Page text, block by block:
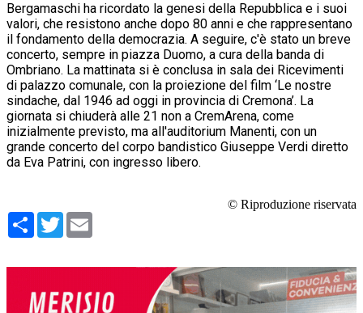
Bergamaschi ha ricordato la genesi della Repubblica e i suoi
valori, che resistono anche dopo 80 anni e che rappresentano
il fondamento della democrazia. A seguire, c'è stato un breve
concerto, sempre in piazza Duomo, a cura della banda di
Ombriano. La mattinata si è conclusa in sala dei Ricevimenti
di palazzo comunale, con la proiezione del film ‘Le nostre
sindache, dal 1946 ad oggi in provincia di Cremona’. La
giornata si chiuderà alle 21 non a CremArena, come
inizialmente previsto, ma all'auditorium Manenti, con un
grande concerto del corpo bandistico Giuseppe Verdi diretto
da Eva Patrini, con ingresso libero.
© Riproduzione riservata
Condividi
Twitter